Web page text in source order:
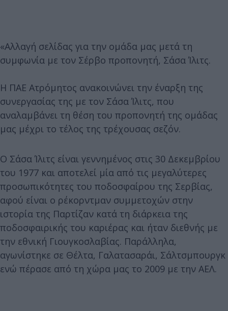
«Αλλαγή σελίδας για την ομάδα μας μετά τη
συμφωνία με τον Σέρβο προπονητή, Σάσα Ίλιτς.
Η ΠΑΕ Ατρόμητος ανακοινώνει την έναρξη της
συνεργασίας της με τον Σάσα Ίλιτς, που
αναλαμβάνει τη θέση του προπονητή της ομάδας
μας μέχρι το τέλος της τρέχουσας σεζόν.
Ο Σάσα Ίλιτς είναι γεννημένος στις 30 Δεκεμβρίου
του 1977 και αποτελεί μία από τις μεγαλύτερες
προσωπικότητες του ποδοσφαίρου της Σερβίας,
αφού είναι ο ρέκορντμαν συμμετοχών στην
ιστορία της Παρτίζαν κατά τη διάρκεια της
ποδοσφαιρικής του καριέρας και ήταν διεθνής με
την εθνική Γιουγκοσλαβίας. Παράλληλα,
αγωνίστηκε σε Θέλτα, Γαλατασαράι, Σάλτσμπουργκ
ενώ πέρασε από τη χώρα μας το 2009 με την ΑΕΛ.